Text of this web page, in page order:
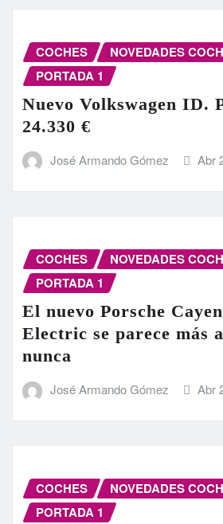
COCHES
NOVEDADES
PORTADA 1
Nuevo Volkswagen ID.
24.330 €
José Armando Gómez Abr
COCHES
NOVEDADES
PORTADA 1
El nuevo Porsche
Electric se parece más
nunca
José Armando Gómez Abr
COCHES
NOVEDADES
PORTADA 1